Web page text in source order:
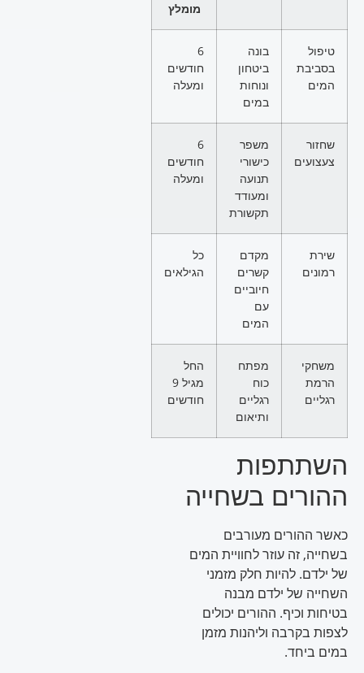
מומלץ
טיפול
בסביבת
המים
בונה
ביטחון
ונוחות
במים
חודשים
ומעלה
שחזור
צעצועים
משפר
כישורי
תנועה
ומעודד
תקשורת
חודשים
ומעלה
שירת
רמונים
מקדם
קשרים
חיוביים
עם
המים
כל
הגילאים
משחקי
הרמת
רגליים
מפתח
כוח
רגליים
ותיאום
החל
מגיל 9
חודשים
השתתפות
ההורים בשחייה
כאשר ההורים מעורבים
בשחייה, זה עוזר לחוויית המים
של ילדם. להיות חלק מזמני
השחייה של ילדם מבנה
בטיחות וכיף. ההורים יכולים
לצפות בקרבה וליהנות מזמן
במים ביחד.